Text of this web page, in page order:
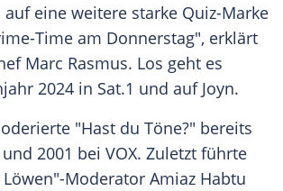
eine weitere starke Quiz-Marke
Time am Donnerstag", erklärt
Marc Rasmus. Los geht es
2024 in Sat.1 und auf Joyn.
"Hast du Töne?" bereits
2001 bei VOX. Zuletzt führte
Moderator Amiaz Habtu